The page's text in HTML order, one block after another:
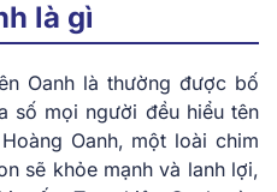
là gì
Oanh là thường được bố
số mọi người đều hiểu tên
Oanh, một loài chim
sẽ khỏe mạnh và lanh lợi,